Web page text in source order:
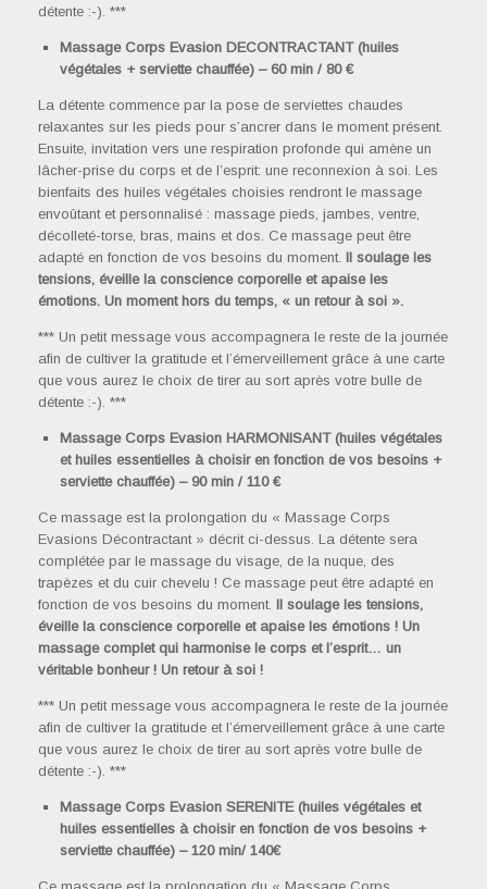
détente :-). ***
Massage Corps Evasion DECONTRACTANT (huiles
végétales + serviette chauffée) – 60 min / 80 €
La détente commence par la pose de serviettes chaudes
relaxantes sur les pieds pour s’ancrer dans le moment présent.
Ensuite, invitation vers une respiration profonde qui amène un
lâcher-prise du corps et de l’esprit: une reconnexion à soi. Les
bienfaits des huiles végétales choisies rendront le massage
envoûtant et personnalisé : massage pieds, jambes, ventre,
décolleté-torse, bras, mains et dos. Ce massage peut être
adapté en fonction de vos besoins du moment. Il soulage les
tensions, éveille la conscience corporelle et apaise les
émotions. Un moment hors du temps, « un retour à soi ».
*** Un petit message vous accompagnera le reste de la journée
afin de cultiver la gratitude et l’émerveillement grâce à une carte
que vous aurez le choix de tirer au sort après votre bulle de
détente :-). ***
Massage Corps Evasion HARMONISANT (huiles végétales
et huiles essentielles à choisir en fonction de vos besoins +
serviette chauffée)– 90 min / 110 €
Ce massage est la prolongation du « Massage Corps
Evasions Décontractant » décrit ci-dessus. La détente sera
complétée par le massage du visage, de la nuque, des
trapèzes et du cuir chevelu ! Ce massage peut être adapté en
fonction de vos besoins du moment. Il soulage les tensions,
éveille la conscience corporelle et apaise les émotions ! Un
massage complet qui harmonise le corps et l’esprit… un
véritable bonheur ! Un retour à soi !
*** Un petit message vous accompagnera le reste de la journée
afin de cultiver la gratitude et l’émerveillement grâce à une carte
que vous aurez le choix de tirer au sort après votre bulle de
détente :-). ***
Massage Corps Evasion SERENITE (huiles végétales et
huiles essentielles à choisir en fonction de vos besoins +
serviette chauffée)– 120 min/ 140€